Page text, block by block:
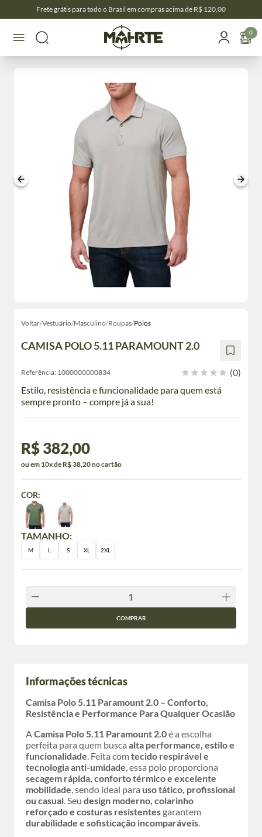
Frete grátis para todo o Brasil em compras acima de R$ 120,00
0
Voltar/Vestuário/Masculino/Roupas/Polos
CAMISA POLO 5.11 PARAMOUNT 2.0
Referência: 1000000000834
(0)
Estilo, resistência e funcionalidade para quem está
sempre pronto – compre já a sua!
R$ 382,00
ou em 10x de R$ 38,20 no cartão
TAMANHO:
M L S XL 2XL
COR:
COMPRAR
Informações técnicas
Camisa Polo 5.11 Paramount 2.0 – Conforto,
Resistência e Performance Para Qualquer Ocasião
ACamisa Polo 5.11 Paramount 2.0é a escolha
perfeita para quem busca alta performance, estilo e
funcionalidade. Feita comtecido respirável e
tecnologia anti-umidade, essa polo proporciona
secagem rápida, conforto térmico e excelente
mobilidade, sendo ideal para uso tático, profissional
ou casual. Seu design moderno, colarinho
reforçado e costuras resistentes garantem
durabilidade e sofisticação incomparáveis.